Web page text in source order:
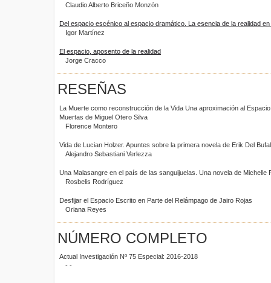
Claudio Alberto Briceño Monzón
Del espacio escénico al espacio dramático. La esencia de la realidad
Igor Martínez
El espacio, aposento de la realidad
Jorge Cracco
RESEÑAS
La Muerte como reconstrucción de la Vida Una aproximación al
Muertas de Miguel Otero Silva
Florence Montero
Vida de Lucian Holzer. Apuntes sobre la primera novela de Erik Del
Alejandro Sebastiani Verlezza
Una Malasangre en el país de las sanguijuelas. Una novela de Michelle
Rosbelis Rodríguez
Desfijar el Espacio Escrito en Parte del Relámpago de Jairo Rojas
Oriana Reyes
NÚMERO COMPLETO
Actual Investigación Nº 75 Especial: 2016-2018
- -